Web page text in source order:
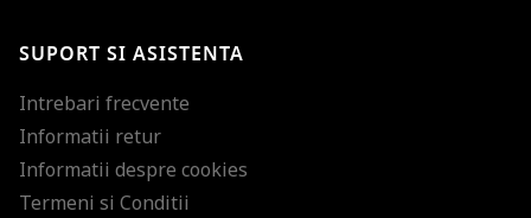
SUPORT SI ASISTENTA
Intrebari frecvente
Informatii retur
Informatii despre cookies
Termeni si Conditii